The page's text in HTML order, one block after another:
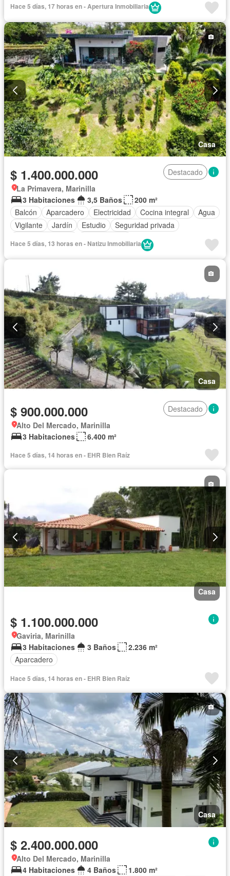
Seguridad privada
Tanque de agua
Vista panorámica
Wifi
Hace 5 días, 17 horas en - Apertura Inmobiliaria
Casa
$ 1.400.000.000
Destacado
La Primavera, Marinilla
3 Habitaciones
3,5 Baños
200 m²
Balcón
Aparcadero Electricidad Cocina integral
Agua
Vigilante
Jardín Estudio
Seguridad privada
Hace 5 días, 13 horas en - Natizu Inmobiliaria
Casa
$ 900.000.000
Destacado
Alto Del Mercado, Marinilla
3 Habitaciones
6.400 m²
Hace 5 días, 14 horas en - EHR Bien Raíz
Casa
$ 1.100.000.000
Gaviria, Marinilla
3 Habitaciones
3 Baños
2.236 m²
Aparcadero
Hace 5 días, 14 horas en - EHR Bien Raíz
Casa
$ 2.400.000.000
Alto Del Mercado, Marinilla
4 Habitaciones
4 Baños
1.800 m²